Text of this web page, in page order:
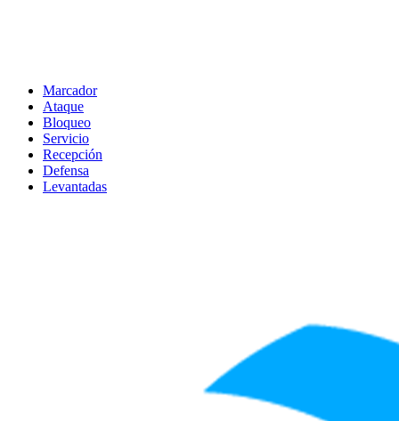
Marcador
Ataque
Bloqueo
Servicio
Recepción
Defensa
Levantadas